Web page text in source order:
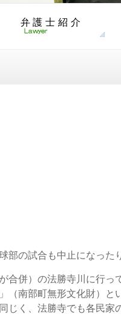
弁護士紹介
部の試合も中止になっ
合併）の法勝寺川に行
（南部町無形文化財）
じく、法勝寺でも各民家